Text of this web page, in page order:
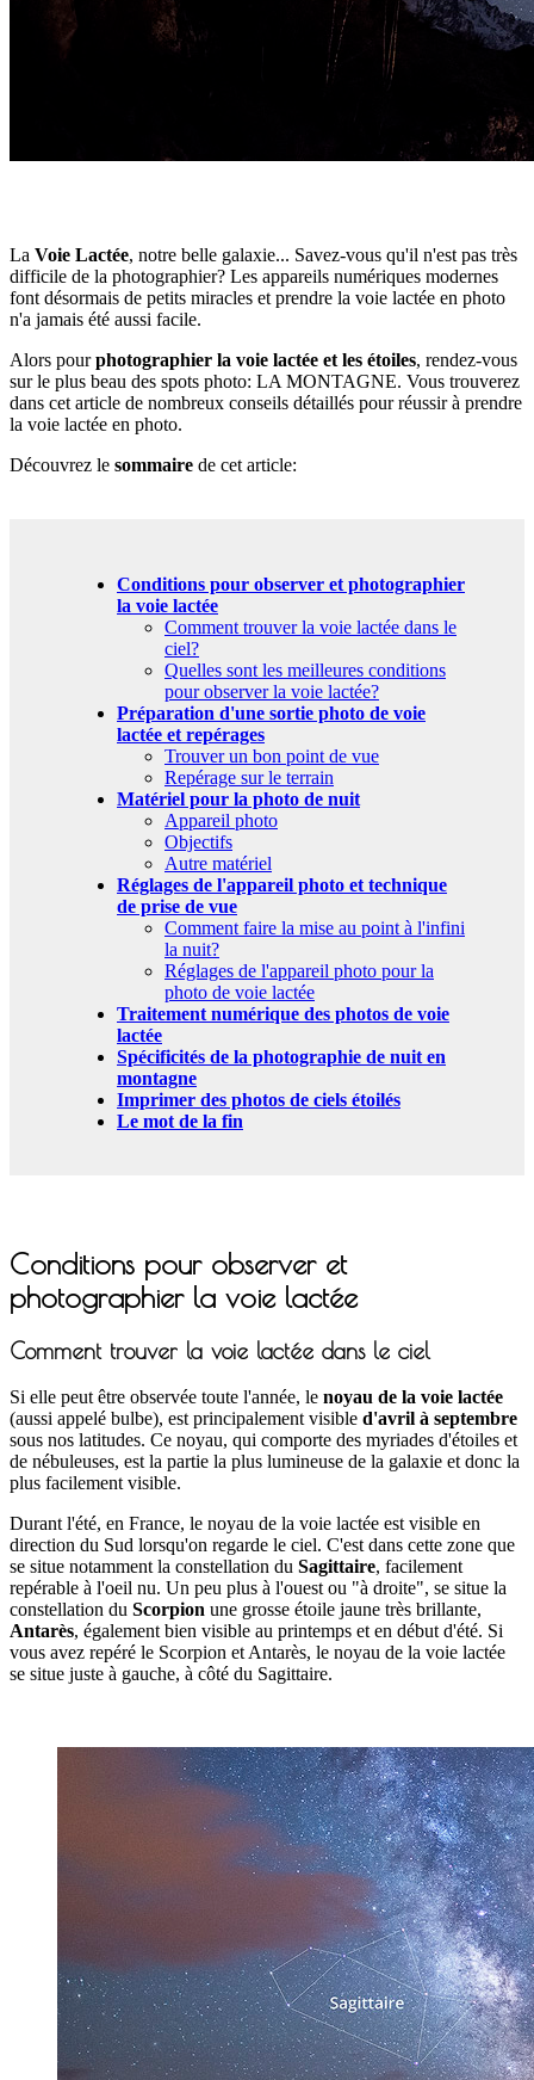
La Voie Lactée, notre belle galaxie... Savez-vous qu'il n'est pas très
difficile de la photographier? Les appareils numériques modernes
font désormais de petits miracles et prendre la voie lactée en photo
n'a jamais été aussi facile.
Alors pourphotographier la voie lactée et les étoiles, rendez-vous
sur le plus beau des spots photo: LA MONTAGNE. Vous trouverez
dans cet article de nombreux conseils détaillés pour réussir à prendre
la voie lactée en photo.
Découvrez le sommaire de cet article:
Conditions pour observer et photographier
la voie lactée
Comment trouver la voie lactée dans le
ciel?
Quelles sont les meilleures conditions
pour observer la voie lactée?
Préparation d'une sortie photo de voie
lactée et repérages
Trouver un bon point de vue
Repérage sur le terrain
Matériel pour la photo de nuit
Appareil photo
Objectifs
Autre matériel
Réglages de l'appareil photo et technique
de prise de vue
Comment faire la mise au point à l'infini
la nuit?
Réglages de l'appareil photo pour la
photo de voie lactée
Traitement numérique des photos de voie
lactée
Spécificités de la photographie de nuit en
montagne
Imprimer des photos de ciels étoilés
Le mot de la fin
Conditions pour observer et
photographier la voie lactée
Comment trouver la voie lactée dans le ciel
Si elle peut être observée toute l'année, le noyau de la voie lactée
(aussi appelé bulbe), est principalement visible d'avril à septembre
sous nos latitudes. Ce noyau, qui comporte des myriades d'étoiles et
de nébuleuses, est la partie la plus lumineuse de la galaxie et donc la
plus facilement visible.
Durant l'été, en France, le noyau de la voie lactée est visible en
direction du Sud lorsqu'on regarde le ciel. C'est dans cette zone que
se situe notamment la constellation du Sagittaire, facilement
repérable à l'oeil nu. Un peu plus à l'ouest ou "à droite", se situe la
constellation du Scorpion une grosse étoile jaune très brillante,
Antarès, également bien visible au printemps et en début d'été. Si
vous avez repéré le Scorpion et Antarès, le noyau de la voie lactée
se situe juste à gauche, à côté du Sagittaire.